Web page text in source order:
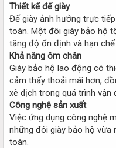
Thiết kế đế giày
Đế giày ảnh hưởng trực
toàn. Một đôi giày bảo hộ
tăng độ ổn định và hạn
Khả năng ôm chân
Giày bảo hộ lao động có
cảm thấy thoải mái hơn,
xê dịch trong quá trình vận
Công nghệ sản xuất
Việc ứng dụng công nghệ
những đôi giày bảo hộ vừa
toàn.